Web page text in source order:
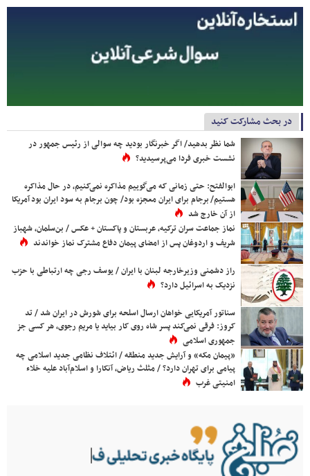
در بحث مشارکت کنید
شما نظر بدهید/ اگر خبرنگار بودید چه سوالی از رئیس جمهور در
نشست خبری فردا می‌پرسیدید؟
ابوالفتح: حتی زمانی که می‌گوییم مذاکره نمی‌کنیم، در حال مذاکره
هستیم/ برجام برای ایران معجزه بود/ چون برجام به سود ایران بود آمریکا
از آن خارج شد
نماز جماعت سران ترکیه، عربستان و پاکستان + عکس / بن‌سلمان، شهباز
شریف و اردوغان پس از امضای پیمان دفاع مشترک نماز خواندند
راز دشمنی وزیرخارجه لبنان با ایران / یوسف رجی چه ارتباطی با حزب
نزدیک به اسرائیل دارد؟
سناتور آمریکایی خواهان ارسال اسلحه برای شورش در ایران شد / تد
کروز: فرقی نمی‌کند پسر شاه روی کار بیاید یا مریم رجوی، هر کسی جز
جمهوری اسلامی
«پیمان مکه» و آرایش جدید منطقه / ائتلاف نظامی جدید اسلامی چه
پیامی برای تهران دارد؟ / مثلث ریاض، آنکارا و اسلام‌آباد علیه خلاء
امنیتی غرب